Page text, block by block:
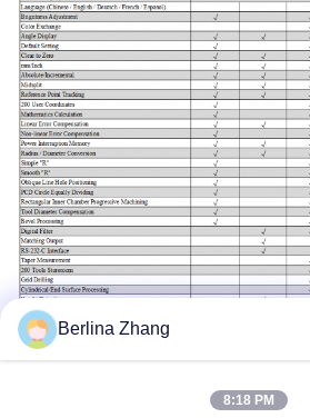
Berlina Zhang
8:18 PM